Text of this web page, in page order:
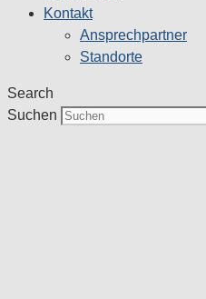
Kontakt
Ansprechpartner
Standorte
Search
Suchen